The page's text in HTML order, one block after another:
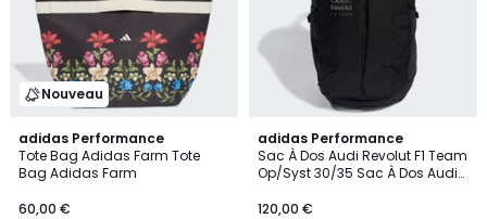
Nouveau
adidas Performance
Tote Bag Adidas Farm Tote
Bag Adidas Farm
60,00 €
adidas Performance
Sac À Dos Audi Revolut F1 Team
Op/Syst 30/35 Sac À Dos Audi
120,00 €